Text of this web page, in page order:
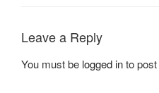
Leave a Reply
You must be logged into